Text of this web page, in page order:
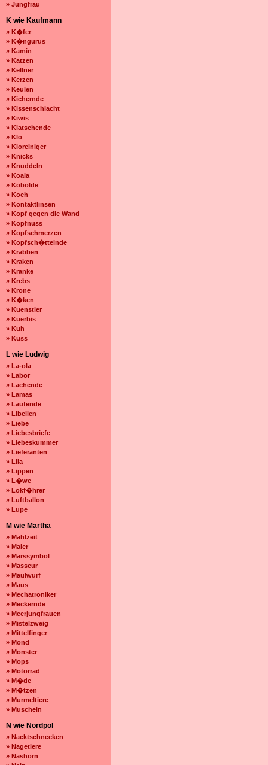
» Jungfrau
K wie Kaufmann
» K�fer
» K�ngurus
» Kamin
» Katzen
» Kellner
» Kerzen
» Keulen
» Kichernde
» Kissenschlacht
» Kiwis
» Klatschende
» Klo
» Kloreiniger
» Knicks
» Knuddeln
» Koala
» Kobolde
» Koch
» Kontaktlinsen
» Kopf gegen die Wand
» Kopfnuss
» Kopfschmerzen
» Kopfsch�ttelnde
» Krabben
» Kraken
» Kranke
» Krebs
» Krone
» K�ken
» Kuenstler
» Kuerbis
» Kuh
» Kuss
L wie Ludwig
» La-ola
» Labor
» Lachende
» Lamas
» Laufende
» Libellen
» Liebe
» Liebesbriefe
» Liebeskummer
» Lieferanten
» Lila
» Lippen
» L�we
» Lokf�hrer
» Luftballon
» Lupe
M wie Martha
» Mahlzeit
» Maler
» Marssymbol
» Masseur
» Maulwurf
» Maus
» Mechatroniker
» Meckernde
» Meerjungfrauen
» Mistelzweig
» Mittelfinger
» Mond
» Monster
» Mops
» Motorrad
» M�de
» M�tzen
» Murmeltiere
» Muscheln
N wie Nordpol
» Nacktschnecken
» Nagetiere
» Nashorn